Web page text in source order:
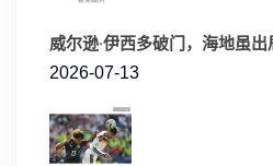
威尔逊·伊西多破门，海地虽
2026-07-13